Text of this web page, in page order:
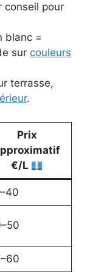
conseil pour
blanc =
sur couleurs
terrasse,
.
Prix
€/L